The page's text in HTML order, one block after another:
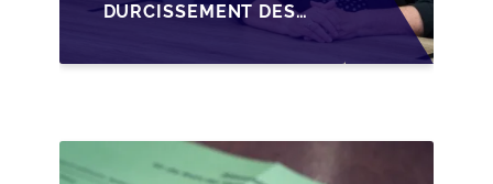
DURCISSEMENT DES
CRÉDIT SUR LA